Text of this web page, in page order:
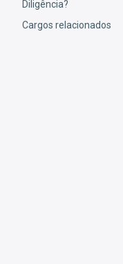
Diligência?
Cargos relacionados